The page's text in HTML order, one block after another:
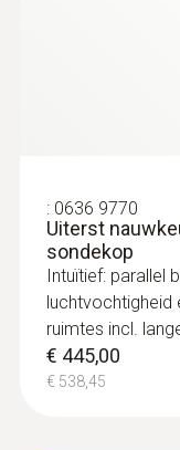
: 0636 9770
Uiterst
sondekop
Intuïtief: parallel
luchtvochtigheid
ruimtes incl.
€ 445,00
€ 538,45